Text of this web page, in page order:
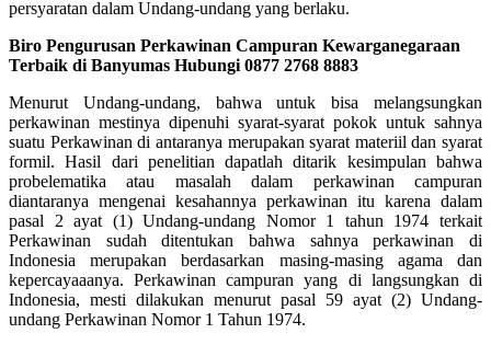
persyaratan dalam Undang-undang yang berlaku.
Biro Pengurusan Perkawinan Campuran Kewarganegaraan
Terbaik di Banyumas Hubungi 0877 2768 8883
Menurut Undang-undang, bahwa untuk bisa melangsungkan
perkawinan mestinya dipenuhi syarat-syarat pokok untuk sahnya
suatu Perkawinan di antaranya merupakan syarat materiil dan syarat
formil. Hasil dari penelitian dapatlah ditarik kesimpulan bahwa
probelematika atau masalah dalam perkawinan campuran
diantaranya mengenai kesahannya perkawinan itu karena dalam
pasal 2 ayat (1) Undang-undang Nomor 1 tahun 1974 terkait
Perkawinan sudah ditentukan bahwa sahnya perkawinan di
Indonesia merupakan berdasarkan masing-masing agama dan
kepercayaaanya. Perkawinan campuran yang di langsungkan di
Indonesia, mesti dilakukan menurut pasal 59 ayat (2) Undang-
undang Perkawinan Nomor 1 Tahun 1974.